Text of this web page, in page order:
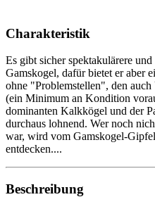
Charakteristik
Es gibt sicher spektakulärere
Gamskogel, dafür bietet er aber
ohne "Problemstellen", den
(ein Minimum an Kondition
dominanten Kalkkögel und der
durchaus lohnend. Wer noch
war, wird vom Gamskogel-
entdecken....
Beschreibung